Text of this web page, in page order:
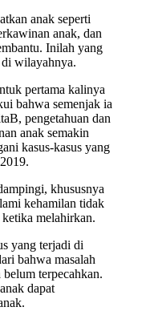
anak seperti
anak, dan
Inilah yang
wilayahnya.
pertama kalinya
bahwa semenjak ia
pengetahuan dan
anak semakin
kasus-kasus yang
khususnya
kehamilan tidak
melahirkan.
yang terjadi di
bahwa masalah
terpecahkan.
dapat